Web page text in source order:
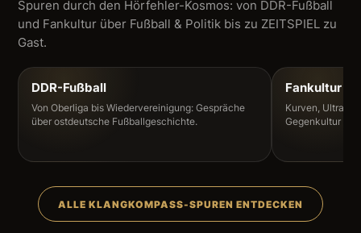
Spuren durch den Hörfehler-Kosmos: von DDR-Fußball
und Fankultur über Fußball & Politik bis zu ZEITSPIEL zu
Gast.
DDR-Fußball
Von Oberliga bis Wiedervereinigung: Gespräche
über ostdeutsche Fußballgeschichte.
Fankultur
Kurven, Ultras,
Gegenkultur
ALLE KLANGKOMPASS-SPUREN ENTDECKEN